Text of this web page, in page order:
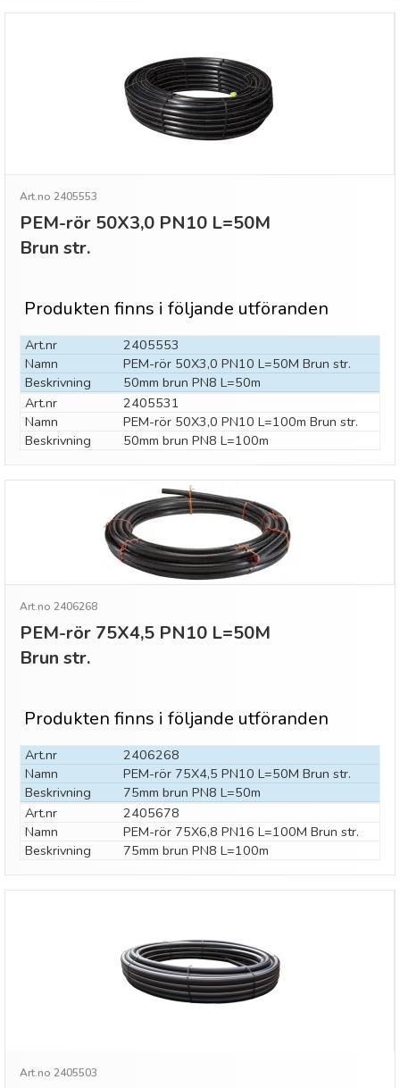
Art.no 2405553
PEM-rör 50X3,0 PN10 L=50M
Brun str.
Produkten finns i följande utföranden
Art.nr
2405553
Namn
PEM-rör 50X3,0 PN10 L=50M Brun str.
Beskrivning
50mm brun PN8 L=50m
Art.nr
2405531
Namn
PEM-rör 50X3,0 PN10 L=100m Brun str.
Beskrivning
50mm brun PN8 L=100m
Art.no 2406268
PEM-rör 75X4,5 PN10 L=50M
Brun str.
Produkten finns i följande utföranden
Art.nr
2406268
Namn
PEM-rör 75X4,5 PN10 L=50M Brun str.
Beskrivning
75mm brun PN8 L=50m
Art.nr
2405678
Namn
PEM-rör 75X6,8 PN16 L=100M Brun str.
Beskrivning
75mm brun PN8 L=100m
Art.no 2405503